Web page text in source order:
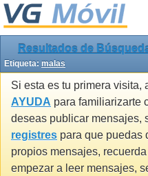
Resultados de
Etiqueta: malas
Si esta es tu primera visita,
AYUDA para familiarizarte
deseas publicar mensajes,
registres para que puedas
propios mensajes,
empezar a leer mensajes,